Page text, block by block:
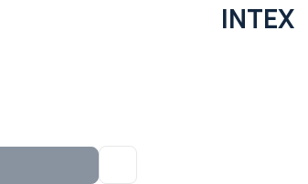
INTEX